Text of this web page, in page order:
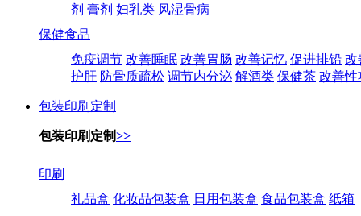
剂 膏剂 妇乳类 风湿骨病
保健食品
免疫调节 改善睡眠 改善胃肠 改善记忆 促进排铅 改
护肝 防骨质疏松 调节内分泌 解酒类 保健茶 改善性
包装印刷定制
包装印刷定制>>
印刷
礼品盒 化妆品包装盒 日用包装盒 食品包装盒 纸箱